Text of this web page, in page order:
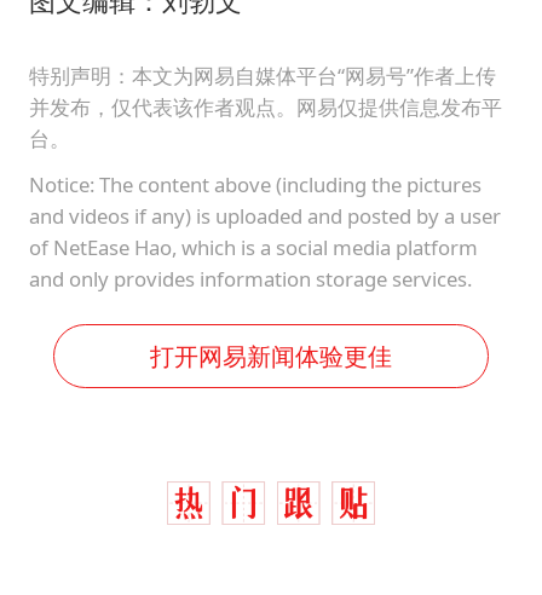
特别声明：本文为网易自媒体平台“网易号”作者上传
并发布，仅代表该作者观点。网易仅提供信息发布平
台。
Notice: The content above (including the pictures
and videos if any) is uploaded and posted by a user
of NetEase Hao, which is a social media platform
and only provides information storage services.
打开网易新闻体验更佳